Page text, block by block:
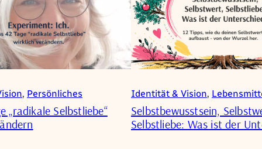
, Persönliches
„radikale Selbstliebe“
Identität & Vision,
Selbstbewusstsein,
Selbstliebe: Was ist der